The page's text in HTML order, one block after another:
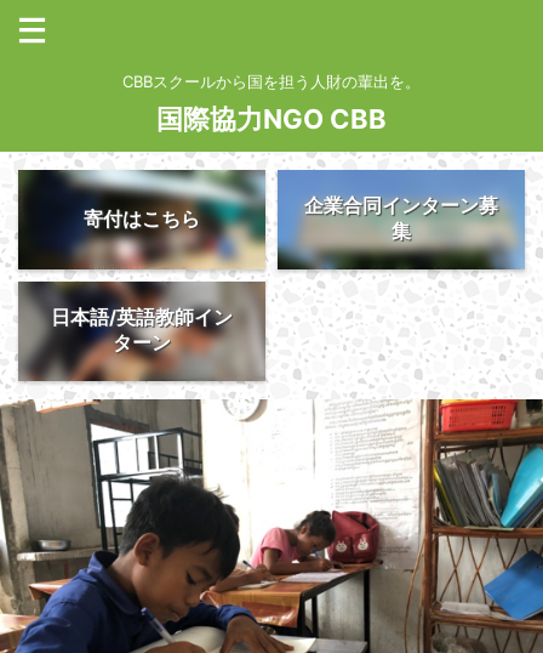
CBBスクールから国を担う人財の輩出を。
国際協力NGO CBB
寄付はこちら
企業合同インターン募
集
日本語/英語教師イン
ターン